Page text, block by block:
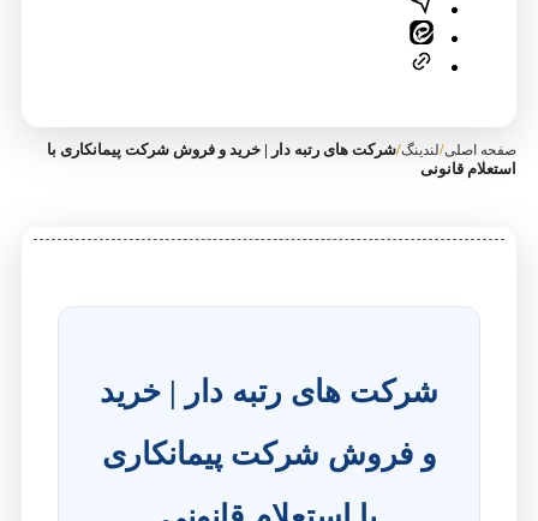
صفحه اصلی/لندینگ/شرکت‌ های رتبه‌ دار | خرید و فروش شرکت پیمانکاری با
استعلام قانونی
شرکت‌ های رتبه‌ دار | خرید
و فروش شرکت پیمانکاری